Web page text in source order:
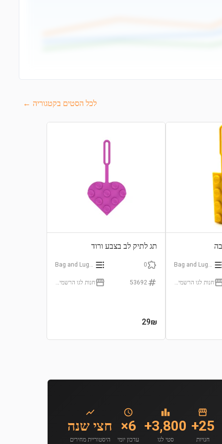
לכל הסטים בקטגוריה ←
תג לתיק לב בצבע ורוד
0
53692
29₪
25+
חנויות
3,800+
סטי לגו
6×
עדכון יומי
חצי שנה
היסטוריית מחירים